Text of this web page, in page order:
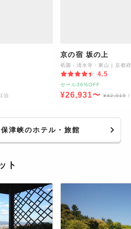
泊
京の宿 坂の上
祇園・清水寺・東山 | 京都府
4.5
セール36%OFF
¥26,931〜 ¥42,015 /
津峡のホテル・旅館
ト